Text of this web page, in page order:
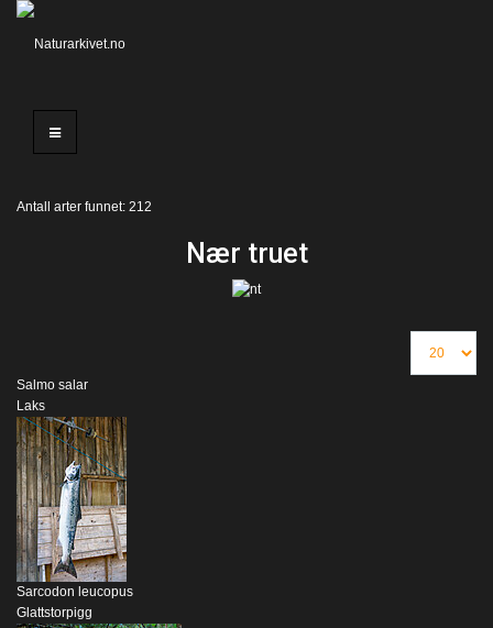
Antall arter funnet: 212
Nær truet
Salmo salar
Laks
Sarcodon leucopus
Glattstorpigg